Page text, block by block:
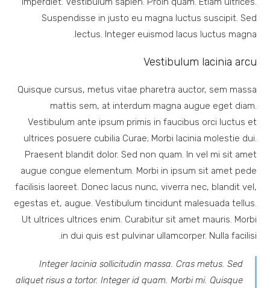
Suspendisse in justo eu magna luctus suscipit. Sed
lectus. Integer euismod lacus luctus magna.
Vestibulum lacinia arcu
Quisque cursus, metus vitae pharetra auctor, sem massa
mattis sem, at interdum magna augue eget diam.
Vestibulum ante ipsum primis in faucibus orci luctus et
ultrices posuere cubilia Curae; Morbi lacinia molestie dui.
Praesent blandit dolor. Sed non quam. In vel mi sit amet
augue congue elementum. Morbi in ipsum sit amet pede
facilisis laoreet. Donec lacus nunc, viverra nec, blandit vel,
egestas et, augue. Vestibulum tincidunt malesuada tellus.
Ut ultrices ultrices enim. Curabitur sit amet mauris. Morbi
in dui quis est pulvinar ullamcorper. Nulla facilisi.
Integer lacinia sollicitudin massa. Cras metus. Sed
aliquet risus a tortor. Integer id quam. Morbi mi. Quisque